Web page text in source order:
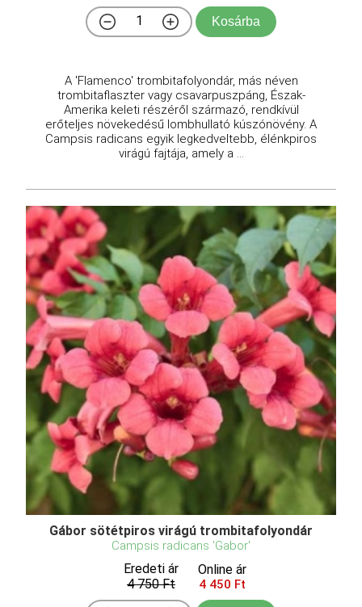
Kosárba
A 'Flamenco' trombitafolyondár, más néven
trombitaflaszter vagy csavarpuszpáng, Észak-
Amerika keleti részéről származó, rendkívül
erőteljes növekedésű lombhullató kúszónövény. A
Campsis radicans egyik legkedveltebb, élénkpiros
virágú fajtája, amely a ...
Gábor sötétpiros virágú trombitafolyondár
Campsis radicans 'Gabor'
Eredeti ár
4 750 Ft
Online ár
4 450 Ft